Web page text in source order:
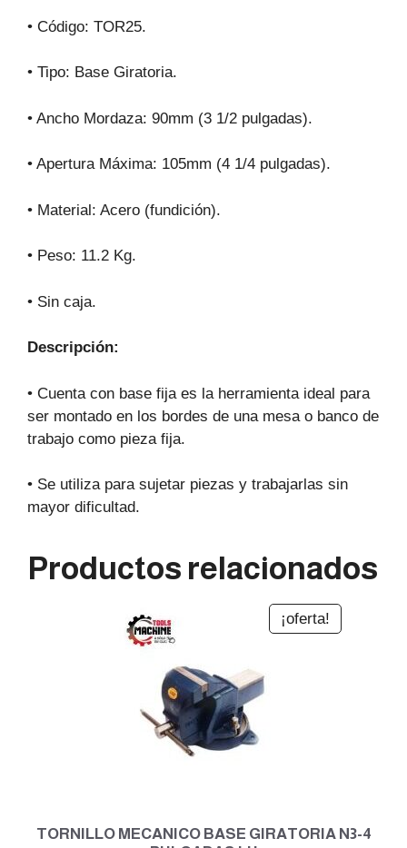
• Código: TOR25.
• Tipo: Base Giratoria.
• Ancho Mordaza: 90mm (3 1/2 pulgadas).
• Apertura Máxima: 105mm (4 1/4 pulgadas).
• Material: Acero (fundición).
• Peso: 11.2 Kg.
• Sin caja.
Descripción:
• Cuenta con base fija es la herramienta ideal para
ser montado en los bordes de una mesa o banco de
trabajo como pieza fija.
• Se utiliza para sujetar piezas y trabajarlas sin
mayor dificultad.
Productos relacionados
¡oferta!
TORNILLO MECANICO BASE GIRATORIA N3-4